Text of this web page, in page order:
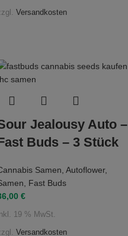
Versandkosten
Jealousy Auto –
Buds – 3 Stück
Samen Autoflower,
Fast Buds
€
19 % MwSt.
Versandkosten